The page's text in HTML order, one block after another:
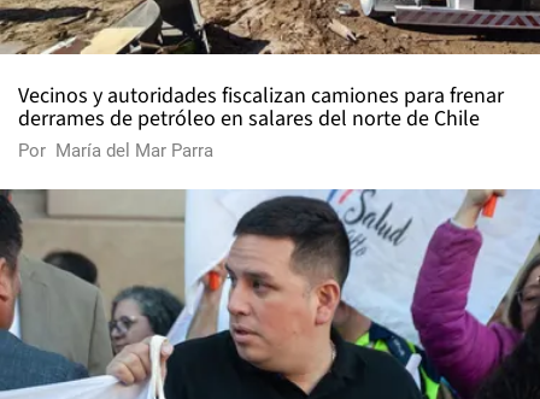
Vecinos y autoridades fiscalizan camiones para frenar
derrames de petróleo en salares del norte de Chile
Por María del Mar Parra